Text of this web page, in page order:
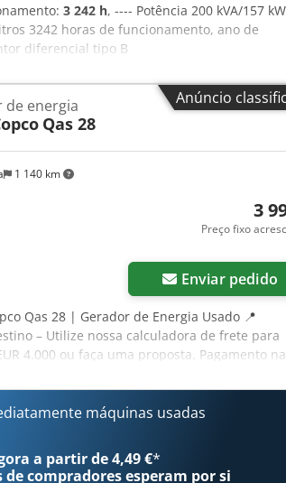
3 242 h, ---- Potência 200 kVA/157 kW
3242 horas de funcionamento, ano de
diferencial tipo B
Anúncio
1 140 km
de energia
Qas 28
3
Preço fixo
Enviar pedido
Qas 28 | Gerador de Energia Usado 📍
– Utilize nossa calculadora de frete para
4.000 ou faça uma proposta. Pagamento na
aprovação)* 👷‍♂️ Inspecionado por
ressalvas ℹ️ 0 falhas ⚠️ 📌 Comentário do
40A e 16A. Uma tomada adicional de 32A foi
desconhecido. Em bom
completo de inspeção, fotos extras ou
usada para encontrar mais detalhes
máquinas usadas
a partir de 4,49 €*
de compradoresesperam por si